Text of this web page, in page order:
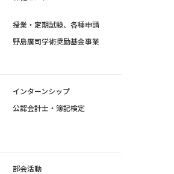
授業・定期試験、各種申請
野島廣司学術奨励基金事業
インターンシップ
公認会計士・簿記検定
部会活動